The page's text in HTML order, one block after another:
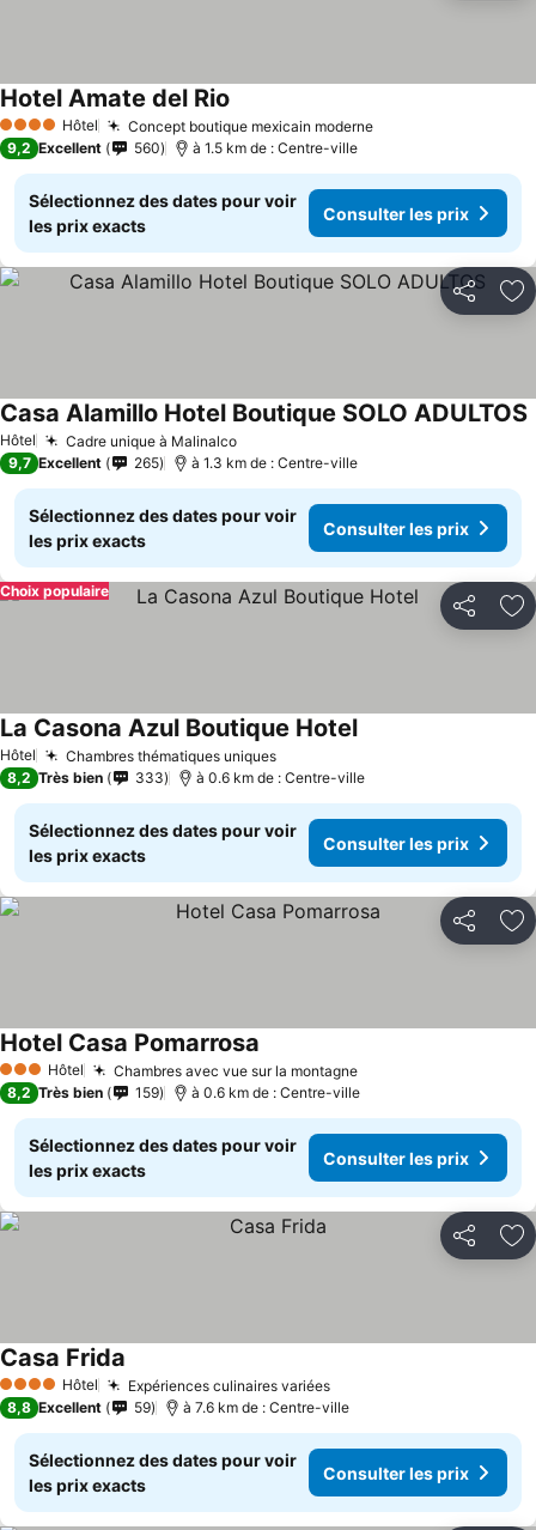
4 Étoiles Hôtel Concept boutique mexicain moderneConsulter les prix
Hotel Amate del Rio
9,2 Excellent 560 à 1.5 km de : Centre-ville
Sélectionnez des dates pour voir
les prix exacts
Consulter les prix
Partager
Hôtel Cadre unique à MalinalcoConsulter les prix
Casa Alamillo Hotel Boutique SOLO ADULTOS
9,7 Excellent 265 à 1.3 km de : Centre-ville
Sélectionnez des dates pour voir
les prix exacts
Consulter les prix
Partager
Choix populaire
Hôtel Chambres thématiques uniquesConsulter les prix
La Casona Azul Boutique HotelConsulter les prix
8,2 Très bien 333 à 0.6 km de : Centre-ville
Sélectionnez des dates pour voir
les prix exacts
Consulter les prix
Partager
3 ÉtoilesHôtel Chambres avec vue sur la montagneConsulter les prix
Hotel Casa Pomarrosa
8,2 Très bien 159 à 0.6 km de : Centre-ville
Sélectionnez des dates pour voir
les prix exacts
Consulter les prix
Partager
4 Étoiles Hôtel Expériences culinaires variéesConsulter les prix
Casa Frida
8,8 Excellent 59 à 7.6 km de : Centre-ville
Sélectionnez des dates pour voir
les prix exacts
Consulter les prix